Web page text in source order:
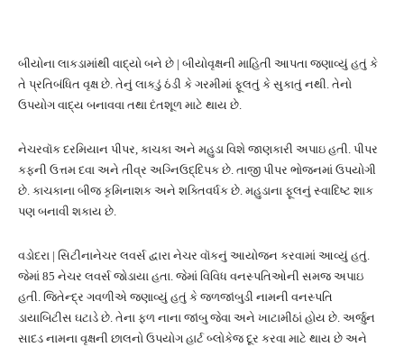
બીયોના લાકડામાંથી વાદ્યો બને છે | બીયોવૃક્ષની માહિતી આપતા જણાવ્યું હતું કે
તે પ્રતિબંધિત વૃક્ષ છે. તેનું લાકડું ઠંડી કે ગરમીમાં ફૂલતું કે સુકાતું નથી. તેનો
ઉપયોગ વાદ્ય બનાવવા તથા દંતશૂળ માટે થાય છે.
નેચરવૉક દરમિયાન પીપર, કાચકા અને મહુડા વિશે જાણકારી અપાઇ હતી. પીપર
કફની ઉત્તમ દવા અને તીવ્ર અગ્નિઉદ્દિપક છે. તાજી પીપર ભોજનમાં ઉપયોગી
છે. કાચકાના બીજ કૃમિનાશક અને શક્તિવર્ધક છે. મહુડાના ફૂલનું સ્વાદિષ્ટ શાક
પણ બનાવી શકાય છે.
વડોદરા | સિટીનાનેચર લવર્સ દ્વારા નેચર વૉકનું આયોજન કરવામાં આવ્યું હતું.
જેમાં 85 નેચર લવર્સ જોડાયા હતા. જેમાં વિવિધ વનસ્પતિઓની સમજ અપાઇ
હતી. જિતેન્દ્ર ગવળીએ જણાવ્યું હતું કે જળજાંબુડી નામની વનસ્પતિ
ડાયાબિટીસ ઘટાડે છે. તેના ફળ નાના જાંબુ જેવા અને ખાટામીઠાં હોય છે. અર્જુન
સાદડ નામના વૃક્ષની છાલનો ઉપયોગ હાર્ટ બ્લોકેજ દૂર કરવા માટે થાય છે અને